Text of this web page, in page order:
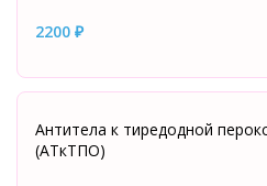
2200 ₽
Антитела к тиредодной
(АТкТПО)